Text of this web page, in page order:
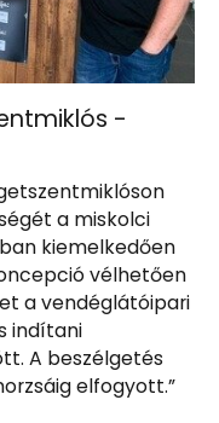
-
a miskolci
kiemelkedően
vélhetően
a vendéglátóipari
indítani
A beszélgetés
elfogyott.”